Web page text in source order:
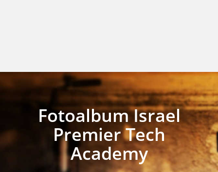
Fotoalbum Israel
Premier Tech
Academy